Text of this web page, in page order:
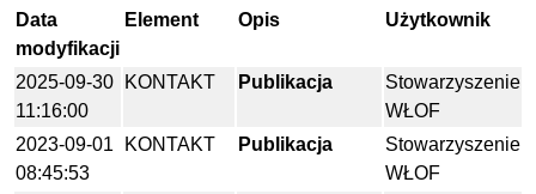
Data
modyfikacji
Element Opis Użytkownik
2025-09-30
11:16:00
KONTAKT Publikacja
Stowarzyszenie
WŁOF
2023-09-01
08:45:53
KONTAKT Publikacja
Stowarzyszenie
WŁOF